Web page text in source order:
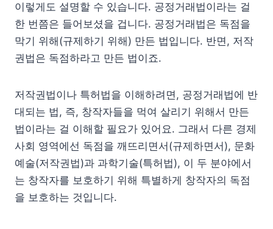
이렇게도 설명할 수 있습니다. 공정거래법이라는 걸
한 번쯤은 들어보셨을 겁니다. 공정거래법은 독점을
막기 위해(규제하기 위해) 만든 법입니다. 반면, 저작
권법은 독점하라고 만든 법이죠.
저작권법이나 특허법을 이해하려면, 공정거래법에 반
대되는 법, 즉, 창작자들을 먹여 살리기 위해서 만든
법이라는 걸 이해할 필요가 있어요. 그래서 다른 경제
사회 영역에선 독점을 깨뜨리면서(규제하면서), 문화
예술(저작권법)과 과학기술(특허법), 이 두 분야에서
는 창작자를 보호하기 위해 특별하게 창작자의 독점
을 보호하는 것입니다.